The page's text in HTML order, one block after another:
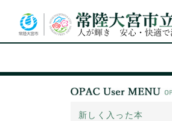
新しく入った本